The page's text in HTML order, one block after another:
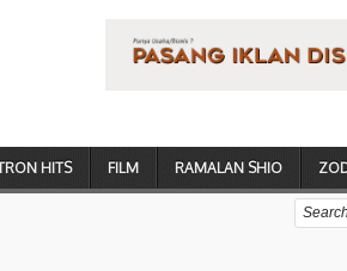
HITS FILM RAMALAN SHIO